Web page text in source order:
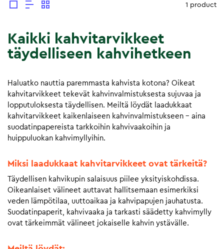
1 product
Kaikki kahvitarvikkeet
täydelliseen kahvihetkeen
Haluatko nauttia paremmasta kahvista kotona? Oikeat
kahvitarvikkeet tekevät kahvinvalmistuksesta sujuvaa ja
lopputuloksesta täydellisen. Meiltä löydät laadukkaat
kahvitarvikkeet kaikenlaiseen kahvinvalmistukseen – aina
suodatinpapereista tarkkoihin kahvivaakoihin ja
huippuluokan kahvimyllyihin.
Miksi laadukkaat kahvitarvikkeet ovat tärkeitä?
Täydellisen kahvikupin salaisuus piilee yksityiskohdissa.
Oikeanlaiset välineet auttavat hallitsemaan esimerkiksi
veden lämpötilaa, uuttoaikaa ja kahvipapujen jauhatusta.
Suodatinpaperit, kahvivaaka ja tarkasti säädetty kahvimylly
ovat tärkeimmät välineet jokaiselle kahvin ystävälle.